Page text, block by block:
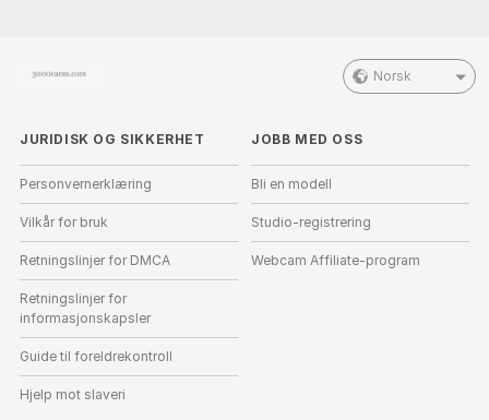
Norsk
JURIDISK OG SIKKERHET
Personvernerklæring
Vilkår for bruk
Retningslinjer for DMCA
Retningslinjer for
informasjonskapsler
Guide til foreldrekontroll
Hjelp mot slaveri
JOBB MED OSS
Bli en modell
Studio-registrering
Webcam Affiliate-program